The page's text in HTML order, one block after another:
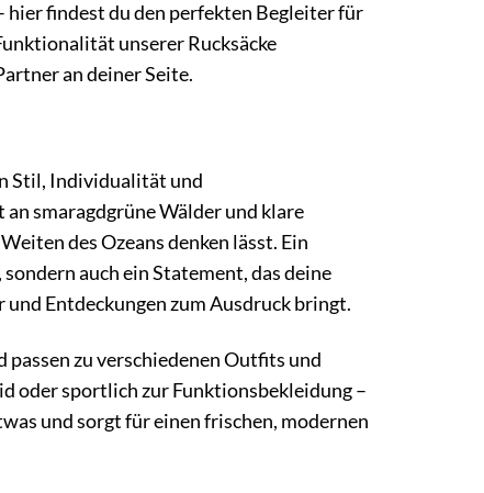
findest du den perfekten Begleiter für
unserer Rucksäcke
an deiner Seite.
Stil, Individualität und
smaragdgrüne Wälder und klare
des Ozeans denken lässt. Ein
auch ein Statement, das deine
Entdeckungen zum Ausdruck bringt.
zu verschiedenen Outfits und
oder sportlich zur Funktionsbekleidung –
und sorgt für einen frischen, modernen